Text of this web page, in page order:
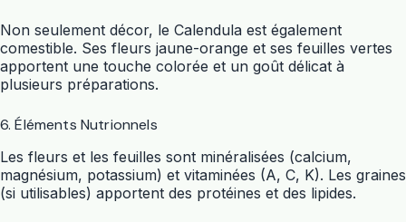
Non seulement décor, le Calendula est également
comestible. Ses fleurs jaune-orange et ses feuilles vertes
apportent une touche colorée et un goût délicat à
plusieurs préparations.
6. Éléments Nutrionnels
Les fleurs et les feuilles sont minéralisées (calcium,
magnésium, potassium) et vitaminées (A, C, K). Les graines
(si utilisables) apportent des protéines et des lipides.